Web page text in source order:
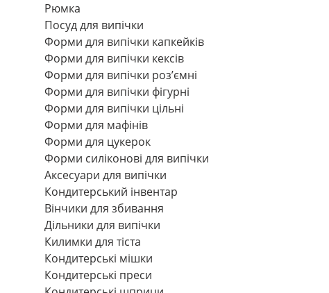
Рюмка
Посуд для випічки
Форми для випічки капкейків
Форми для випічки кексів
Форми для випічки роз’ємні
Форми для випічки фігурні
Форми для випічки цільні
Форми для мафінів
Форми для цукерок
Форми силіконові для випічки
Аксесуари для випічки
Кондитерський інвентар
Вінчики для збивання
Дільники для випічки
Килимки для тіста
Кондитерські мішки
Кондитерські преси